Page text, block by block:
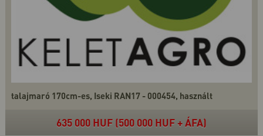
talajmaró 170cm-es, Iseki RAN17 - 000454, használt
635 000 HUF (500 000 HUF + ÁFA)